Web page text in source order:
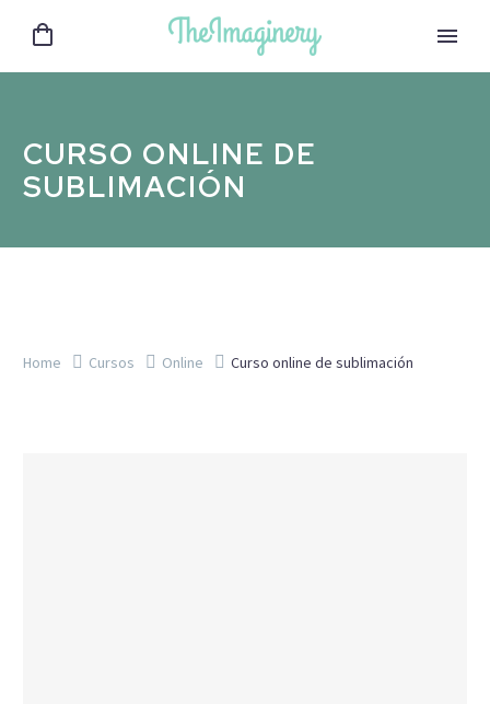
CURSO ONLINE DE
SUBLIMACIÓN
Home Cursos Online Curso online de sublimación